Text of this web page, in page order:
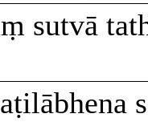
sutvā